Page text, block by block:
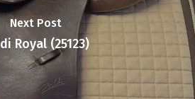
Next Post
Royal (25123)